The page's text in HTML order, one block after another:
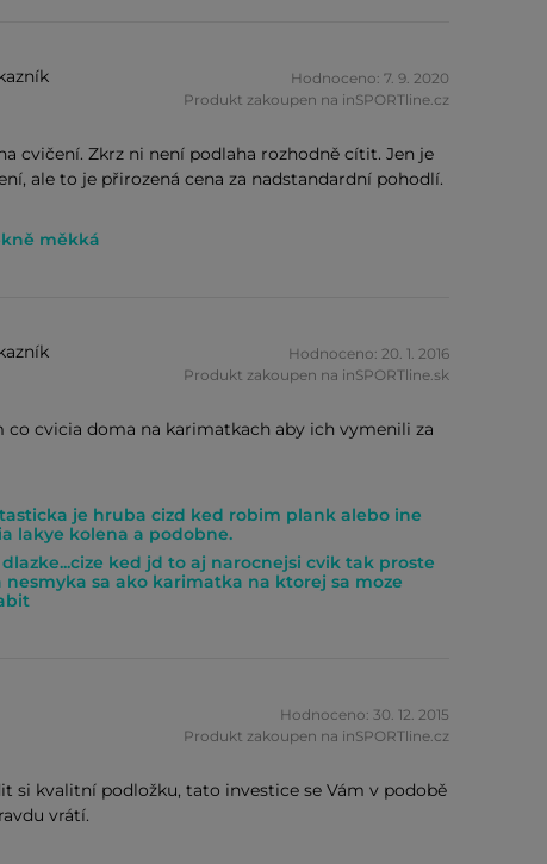
Hodnoceno: 7. 9. 2020
Produkt zakoupen na inSPORTline.cz
cvičení. Zkrz ni není podlaha rozhodně cítit. Jen je
ale to je přirozená cena za nadstandardní pohodlí.
měkká
Hodnoceno: 20. 1. 2016
Produkt zakoupen na inSPORTline.sk
cvicia doma na karimatkach aby ich vymenili za
je hruba cizd ked robim plank alebo ine
lakye kolena a podobne.
ked jd to aj narocnejsi cvik tak proste
nesmyka sa ako karimatka na ktorej sa moze
Hodnoceno: 30. 12. 2015
Produkt zakoupen na inSPORTline.cz
si kvalitní podložku, tato investice se Vám v podobě
vrátí.